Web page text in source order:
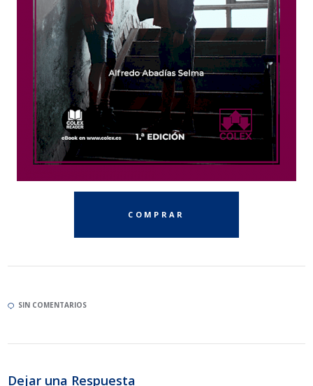
COMPRAR
SIN COMENTARIOS
Dejar una Respuesta